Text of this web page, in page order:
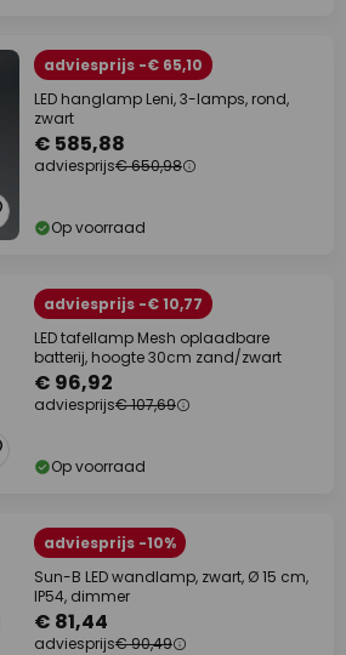
adviesprijs -€ 65,10
LED hanglamp Leni, 3-lamps, rond,
zwart
€ 585,88
adviesprijs€ 650,98
Op voorraad
adviesprijs -€ 10,77
LED tafellamp Mesh oplaadbare
batterij, hoogte 30cm zand/zwart
€ 96,92
adviesprijs€ 107,69
Op voorraad
adviesprijs -10%
Sun-B LED wandlamp, zwart, Ø 15 cm,
IP54, dimmer
€ 81,44
adviesprijs€ 90,49